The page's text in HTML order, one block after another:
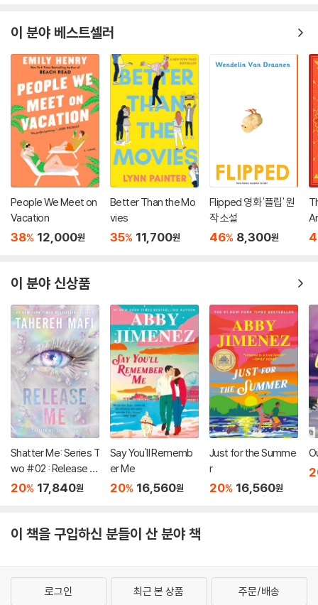
이 분야 베스트셀러
People We Meet on
Vacation
38% 12,000원
Better Than the Mo
vies
35% 11,700원
Flipped 영화 '플립' 원
작 소설
46% 8,300원
이 분야 신상품
Shatter Me: Series T
wo #02 : Release M
e
20% 17,840원
Say You'll Rememb
er Me
20% 16,560원
Just for the Summe
r
20% 16,560원
이 책을 구입하신 분들이 산 분야 책
로그인 최근 본 상품 주문/배송